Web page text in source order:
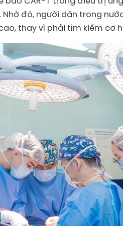
đó, người dân trong
thay vì phải tìm kiếm cơ